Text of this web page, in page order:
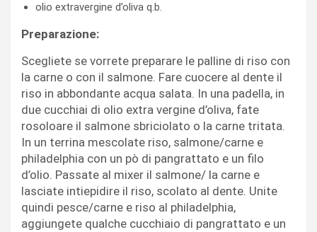
olio extravergine d’oliva q.b.
Preparazione:
Scegliete se vorrete preparare le palline di riso con
la carne o con il salmone. Fare cuocere al dente il
riso in abbondante acqua salata. In una padella, in
due cucchiai di olio extra vergine d’oliva, fate
rosoloare il salmone sbriciolato o la carne tritata.
In un terrina mescolate riso, salmone/carne e
philadelphia con un pò di pangrattato e un filo
d’olio. Passate al mixer il salmone/ la carne e
lasciate intiepidire il riso, scolato al dente. Unite
quindi pesce/carne e riso al philadelphia,
aggiungete qualche cucchiaio di pangrattato e un